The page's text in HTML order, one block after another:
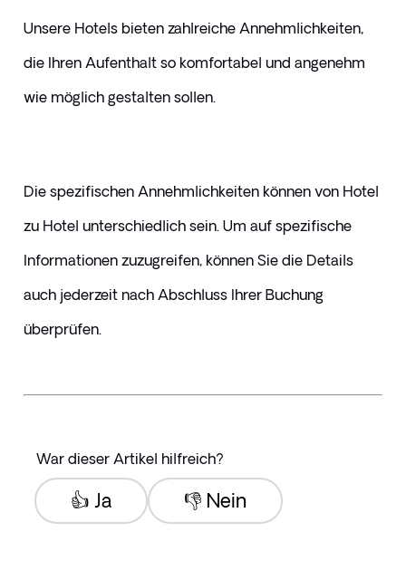
Unsere Hotels bieten zahlreiche Annehmlichkeiten,
die Ihren Aufenthalt so komfortabel und angenehm
wie möglich gestalten sollen.
Die spezifischen Annehmlichkeiten können von Hotel
zu Hotel unterschiedlich sein. Um auf spezifische
Informationen zuzugreifen, können Sie die Details
auch jederzeit nach Abschluss Ihrer Buchung
überprüfen.
War dieser Artikel hilfreich?
👎 Nein
👍 Ja